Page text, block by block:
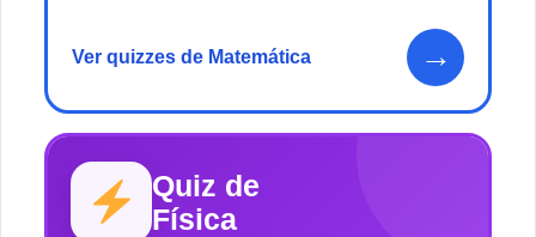
Ver quizzes de Matemática →
Quiz de
Física